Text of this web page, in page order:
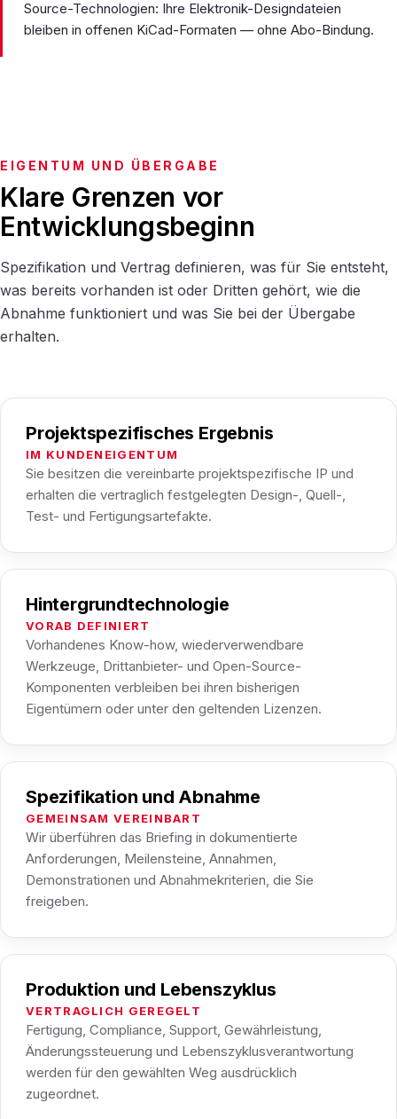
Source-Technologien: Ihre Elektronik-Designdateien
bleiben in offenen KiCad-Formaten — ohne Abo-Bindung.
EIGENTUM UND ÜBERGABE
Klare Grenzen vor
Entwicklungsbeginn
Spezifikation und Vertrag definieren, was für Sie entsteht,
was bereits vorhanden ist oder Dritten gehört, wie die
Abnahme funktioniert und was Sie bei der Übergabe
erhalten.
Projektspezifisches Ergebnis
IM KUNDENEIGENTUM
Sie besitzen die vereinbarte projektspezifische IP und
erhalten die vertraglich festgelegten Design-, Quell-,
Test- und Fertigungsartefakte.
Hintergrundtechnologie
VORAB DEFINIERT
Vorhandenes Know-how, wiederverwendbare
Werkzeuge, Drittanbieter- und Open-Source-
Komponenten verbleiben bei ihren bisherigen
Eigentümern oder unter den geltenden Lizenzen.
Spezifikation und Abnahme
GEMEINSAM VEREINBART
Wir überführen das Briefing in dokumentierte
Anforderungen, Meilensteine, Annahmen,
Demonstrationen und Abnahmekriterien, die Sie
freigeben.
Produktion und Lebenszyklus
VERTRAGLICH GEREGELT
Fertigung, Compliance, Support, Gewährleistung,
Änderungssteuerung und Lebenszyklusverantwortung
werden für den gewählten Weg ausdrücklich
zugeordnet.